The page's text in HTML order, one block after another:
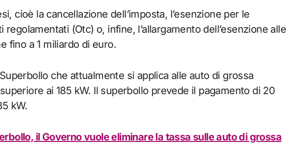
cioè la cancellazione dell’imposta, l’esenzione per le
(Otc) o, infine, l’allargamento dell’esenzione alle
fino a 1 miliardo di euro.
che attualmente si applica alle auto di grossa
ai 185 kW. Il superbollo prevede il pagamento di 20
kW.
il Governo vuole eliminare la tassa sulle auto di grossa